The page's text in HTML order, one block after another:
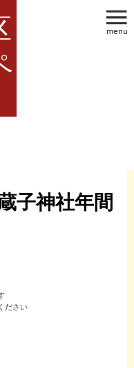
子神社年間
ださい